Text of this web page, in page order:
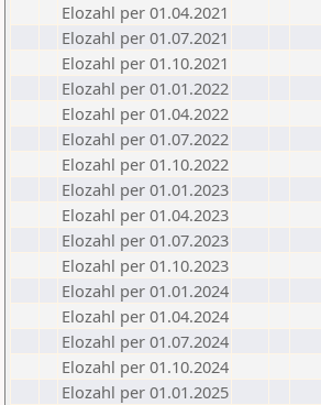
Elozahl per 01.04.2021
Elozahl per 01.07.2021
Elozahl per 01.10.2021
Elozahl per 01.01.2022
Elozahl per 01.04.2022
Elozahl per 01.07.2022
Elozahl per 01.10.2022
Elozahl per 01.01.2023
Elozahl per 01.04.2023
Elozahl per 01.07.2023
Elozahl per 01.10.2023
Elozahl per 01.01.2024
Elozahl per 01.04.2024
Elozahl per 01.07.2024
Elozahl per 01.10.2024
Elozahl per 01.01.2025